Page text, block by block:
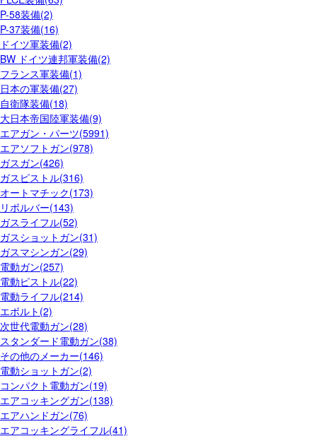
P-58装備(2)
P-37装備(16)
ドイツ軍装備(2)
BW ドイツ連邦軍装備(2)
フランス軍装備(1)
日本の軍装備(27)
自衛隊装備(18)
大日本帝国陸軍装備(9)
エアガン・パーツ(5991)
エアソフトガン(978)
ガスガン(426)
ガスピストル(316)
オートマチック(173)
リボルバー(143)
ガスライフル(52)
ガスショットガン(31)
ガスマシンガン(29)
電動ガン(257)
電動ピストル(22)
電動ライフル(214)
エボルト(2)
次世代電動ガン(28)
スタンダード電動ガン(38)
その他のメーカー(146)
電動ショットガン(2)
コンパクト電動ガン(19)
エアコッキングガン(138)
エアハンドガン(76)
エアコッキングライフル(41)